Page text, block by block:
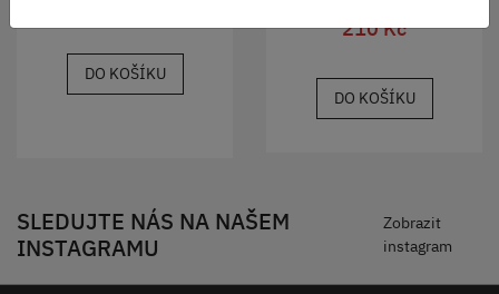
DO KOŠÍKU
210 Kč
DO KOŠÍKU
SLEDUJTE NÁS NA NAŠEM
INSTAGRAMU
Zobrazit
instagram